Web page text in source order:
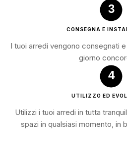
3
CONSEGNA E
I tuoi arredi vengono consegnati
giorno
4
UTILIZZO ED
Utilizzi i tuoi arredi in tutta
spazi in qualsiasi momento, in